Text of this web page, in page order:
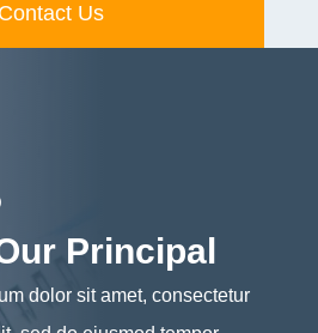
Contact Us
Principal
dolor sit amet, consectetur